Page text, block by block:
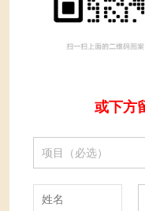
或下方